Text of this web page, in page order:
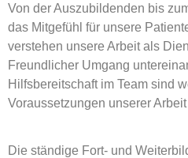
Von der Auszubildenden bis
das Mitgefühl für unsere
verstehen unsere Arbeit als
Freundlicher Umgang
Hilfsbereitschaft im Team sind
Voraussetzungen unserer
Die ständige Fort- und